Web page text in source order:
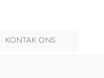
KONTAK ONS